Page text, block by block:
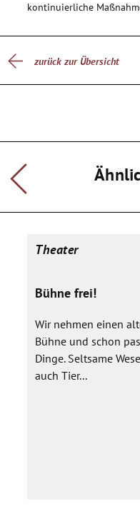
kontinuierliche
zurück zur Übersicht
Theater
Bühne frei!
Wir nehmen einen
Bühne und schon
Dinge. Seltsame
auch Tier...